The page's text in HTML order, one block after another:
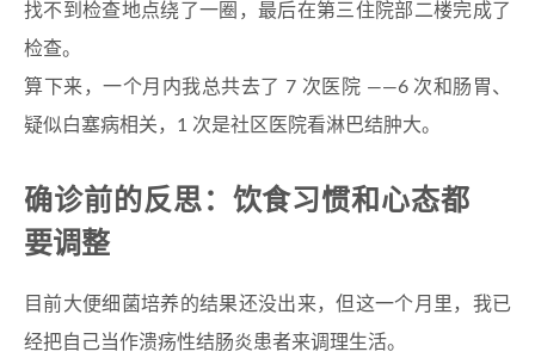
找不到检查地点绕了一圈，最后在第三住院部二楼完成了
检查。
算下来，一个月内我总共去了 7 次医院 ——6 次和肠胃、
疑似白塞病相关，1 次是社区医院看淋巴结肿大。
确诊前的反思：饮食习惯和心态都
要调整
目前大便细菌培养的结果还没出来，但这一个月里，我已
经把自己当作溃疡性结肠炎患者来调理生活。